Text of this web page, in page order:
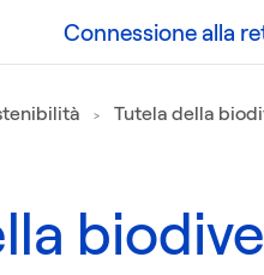
Connessione alla
Tutela della